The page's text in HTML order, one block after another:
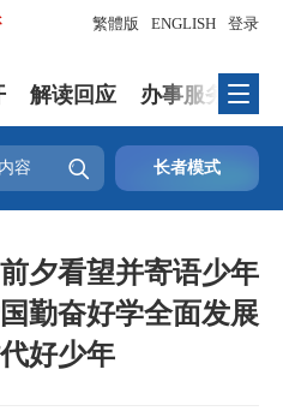
登录
繁體版 ENGLISH
解读回应 办事服务
 长者模式
夕看望并寄语少年
勤奋好学全面发展
好少年